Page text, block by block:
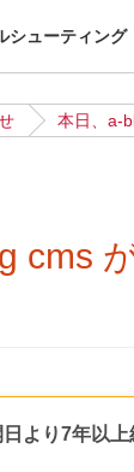
シューティング
本日、a-
cms
より7年以